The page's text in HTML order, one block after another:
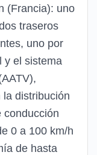
(Francia): uno
traseros
uno por
y el sistema
la distribución
conducción
0 a 100 km/h
de hasta